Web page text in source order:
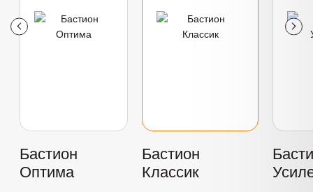
Бастион
Оптима
Бастион
Классик